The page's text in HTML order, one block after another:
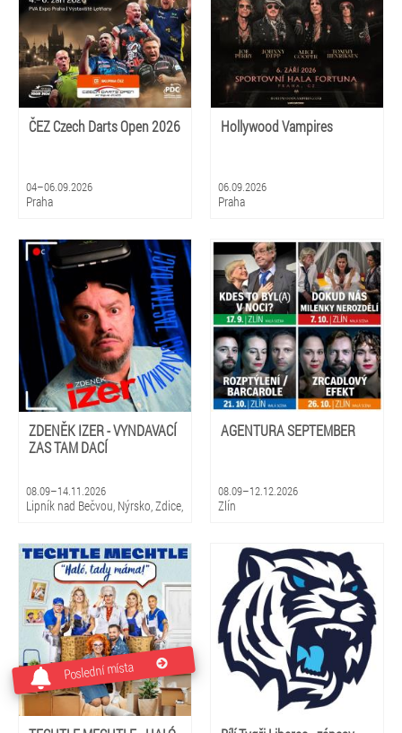
ČEZ Czech Darts Open 2026
04–06.09.2026
Praha
Hollywood Vampires
06.09.2026
Praha
ZDENĚK IZER - VYNDAVACÍ
ZAS TAM DACÍ
08.09–14.11.2026
Lipník nad Bečvou, Nýrsko, Zdice,
Kunštát, Třešť, Žďár nad
Sázavou, Valeč, Bělá pod
Bezdězem
AGENTURA SEPTEMBER
08.09–12.12.2026
Zlín
Poslední místa